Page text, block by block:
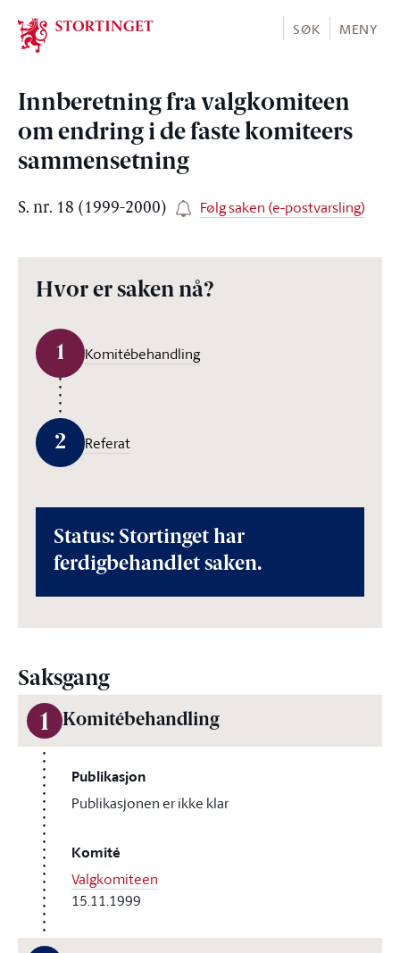
Stortinget.no
SØK MENY
Innberetning fra valgkomiteen
om endring i de faste komiteers
sammensetning
S. nr. 18 (1999-2000) Følg saken (e-postvarsling)
Hvor er saken nå?
1 Komitébehandling
2 Referat
Status: Stortinget har
ferdigbehandlet saken.
Saksgang
1 Komitébehandling
Publikasjon
Publikasjonen er ikke klar
Komité
Valgkomiteen
15.11.1999